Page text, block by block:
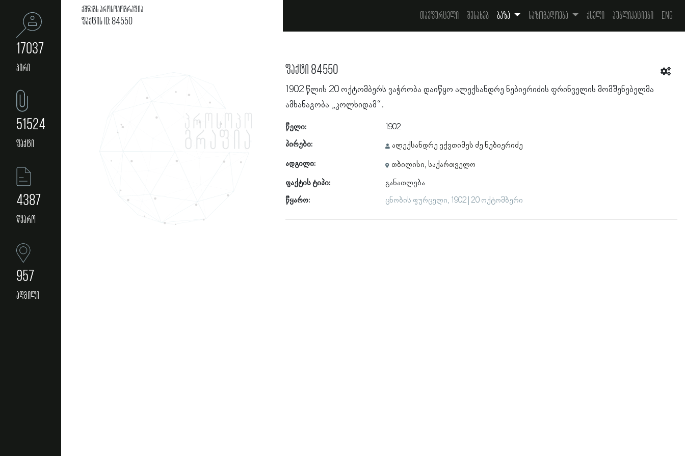
17037
პირი
51524
ფაქტი
4387
წყარო
957
ადგილი
ქშწკგს პროსოპოგრაფია
ფაქტის ID: 84550 თავფურცელი შესახებ ბაზა საზოგადოება ქსელი პუბლიკაციები Eng
ფაქტი 84550
1902 წლის 20 ოქტომბერს ვაჭრობა დაიწყო ალექსანდრე ნებიერიძის ფრინველის მომშენებელმა
ამხანაგობა „კოლხიდამ“.
წელი:
1902
პირები:
ალექსანდრე ექვთიმეს ძე ნებიერიძე
ადგილი:
თბილისი, საქართველო
ფაქტის ტიპი:
განათლება
წყარო:
ცნობის ფურცელი, 1902 | 20 ოქტომბერი